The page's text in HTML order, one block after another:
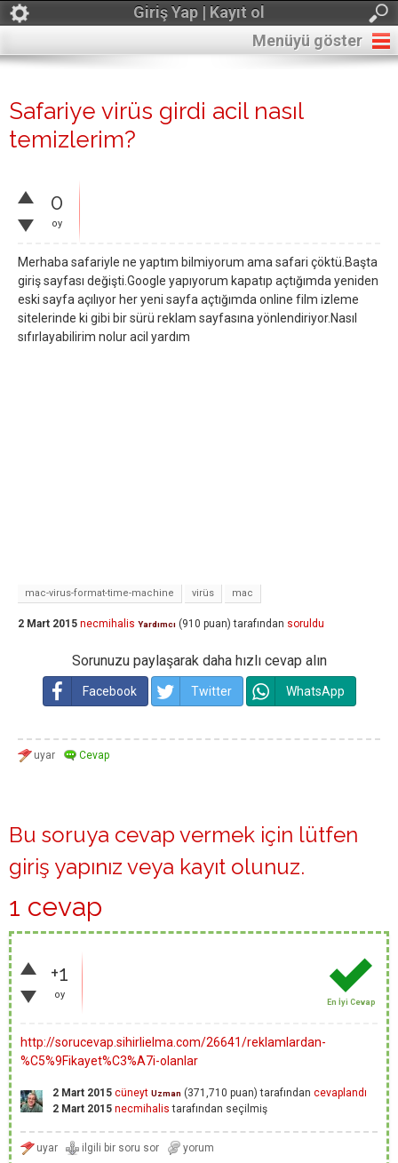
Giriş Yap | Kayıt ol
Menüyü göster
Safariye virüs girdi acil nasıl
temizlerim?
0
oy
Merhaba safariyle ne yaptım bilmiyorum ama safari çöktü.Başta
giriş sayfası değişti.Google yapıyorum kapatıp açtığımda yeniden
eski sayfa açılıyor her yeni sayfa açtığımda online film izleme
sitelerinde ki gibi bir sürü reklam sayfasına yönlendiriyor.Nasıl
sıfırlayabilirim nolur acil yardım
mac-virus-format-time-machine virüs mac
2 Mart 2015 necmihalis Yardımcı (910 puan) tarafından soruldu
Sorunuzu paylaşarak daha hızlı cevap alın
Facebook Twitter WhatsApp
Bu soruya cevap vermek için lütfen
giriş yapınız veya kayıt olunuz.
1 cevap
+1
oy
En İyi Cevap
http://sorucevap.sihirlielma.com/26641/reklamlardan-
%C5%9Fikayet%C3%A7i-olanlar
2 Mart 2015 cüneyt Uzman (371,710 puan) tarafından cevaplandı
2 Mart 2015 necmihalis tarafından seçilmiş